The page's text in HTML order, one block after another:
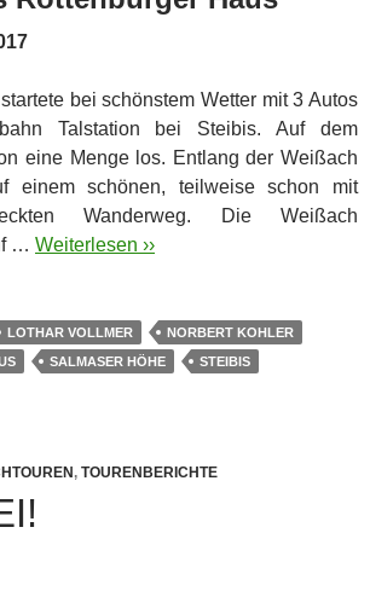
bei schönstem Wetter mit 3 Autos
Talstation bei Steibis. Auf dem
eine Menge los. Entlang der Weißach
einem schönen, teilweise schon mit
Wanderweg. Die Weißach
… Weiterlesen ››
LOTHAR VOLLMER
NORBERT KOHLER
SALMASER HÖHE STEIBIS
, TOURENBERICHTE